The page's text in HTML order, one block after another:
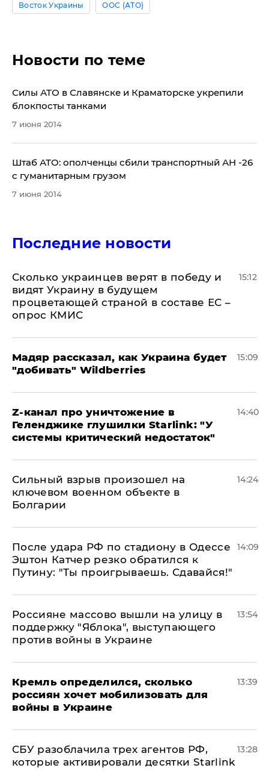
Восток Украины ООС (АТО)
Новости по теме
Силы АТО в Славянске и Краматорске укрепили
блокпосты танками
7 июня 2014
​Штаб АТО: ополченцы сбили транспортный АН -26
с гуманитарным грузом
7 июня 2014
Последние новости
Сколько украинцев верят в победу и
видят Украину в будущем
процветающей страной в составе ЕС –
опрос КМИС
15:12
Мадяр рассказал, как Украина будет
"добивать" Wildberries
15:09
Z-канал про уничтожение в
Геленджике глушилки Starlink: "У
системы критический недостаток"
14:40
Сильный взрыв произошел на
ключевом военном объекте в
Болгарии
14:24
После удара РФ по стадиону в Одессе
Эштон Катчер резко обратился к
Путину: "Ты проигрываешь. Сдавайся!"
14:09
Россияне массово вышли на улицу в
поддержку "Яблока", выступающего
против войны в Украине
13:54
Кремль определился, сколько
россиян хочет мобилизовать для
войны в Украине
13:39
СБУ разоблачила трех агентов РФ,
которые активировали десятки Starlink
13:28